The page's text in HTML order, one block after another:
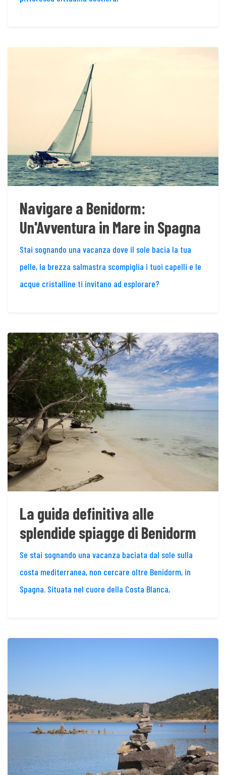
Navigare a Benidorm:
Un'Avventura in Mare in Spagna
Stai sognando una vacanza dove il sole bacia la tua
pelle, la brezza salmastra scompiglia i tuoi capelli e le
acque cristalline ti invitano ad esplorare?
La guida definitiva alle
splendide spiagge di Benidorm
Se stai sognando una vacanza baciata dal sole sulla
costa mediterranea, non cercare oltre Benidorm, in
Spagna. Situata nel cuore della Costa Blanca,